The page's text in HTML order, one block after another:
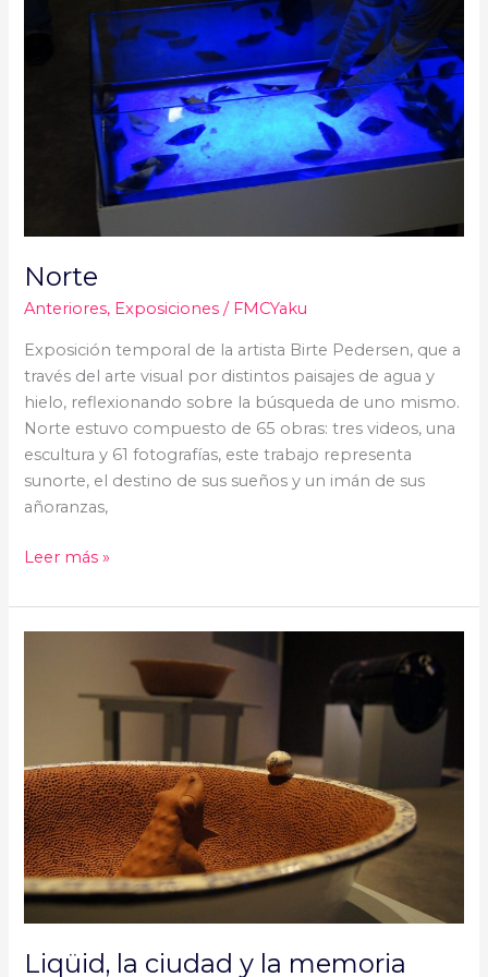
Norte
Anteriores, Exposiciones / FMCYaku
Exposición temporal de la artista Birte Pedersen, que a
través del arte visual por distintos paisajes de agua y
hielo, reflexionando sobre la búsqueda de uno mismo.
Norte estuvo compuesto de 65 obras: tres videos, una
escultura y 61 fotografías, este trabajo representa
sunorte, el destino de sus sueños y un imán de sus
añoranzas,
Leer más »
Liqüid, la ciudad y la memoria
memoria